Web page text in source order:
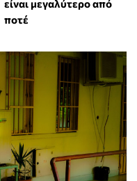
είναι μεγαλύτερο από
ποτέ